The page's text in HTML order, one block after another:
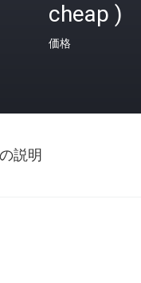
cheap )
価格
説明